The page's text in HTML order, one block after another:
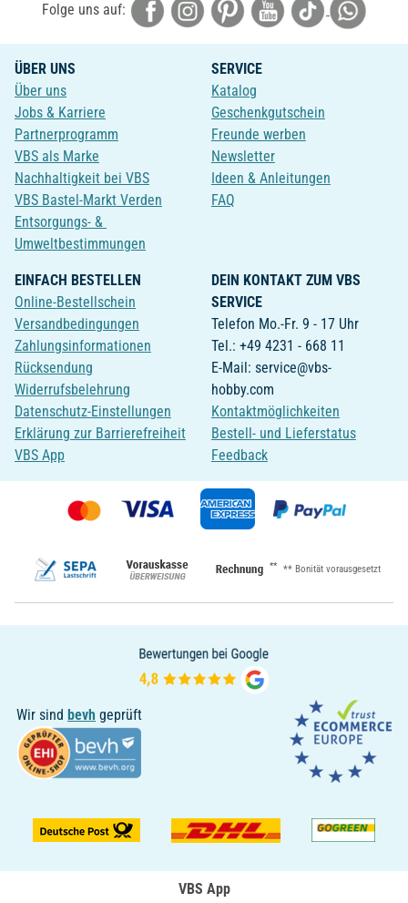
Folge uns auf:
ÜBER UNS
Über uns
Jobs & Karriere
Partnerprogramm
VBS als Marke
Nachhaltigkeit bei VBS
VBS Bastel-Markt Verden
Entsorgungs- &
Umweltbestimmungen
SERVICE
Katalog
Geschenkgutschein
Freunde werben
Newsletter
Ideen & Anleitungen
FAQ
EINFACH BESTELLEN
Online-Bestellschein
Versandbedingungen
Zahlungsinformationen
Rücksendung
Widerrufsbelehrung
Datenschutz-Einstellungen
Erklärung zur Barrierefreiheit
VBS App
DEIN KONTAKT ZUM VBS
SERVICE
Telefon Mo.-Fr. 9 - 17 Uhr
Tel.: +49 4231 - 668 11
E-Mail: service@vbs-
hobby.com
Kontaktmöglichkeiten
Bestell- und Lieferstatus
Feedback
** ** Bonität vorausgesetzt
Wir sind bevh geprüft
VBS App